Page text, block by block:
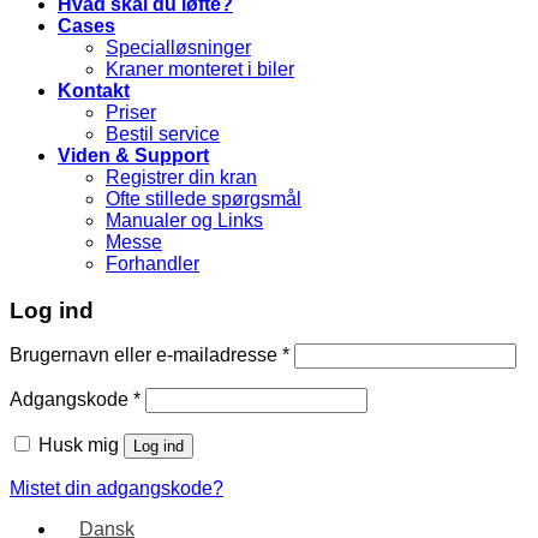
Hvad skal du løfte?
Cases
Specialløsninger
Kraner monteret i biler
Kontakt
Priser
Bestil service
Viden & Support
Registrer din kran
Ofte stillede spørgsmål
Manualer og Links
Messe
Forhandler
Log ind
Brugernavn eller e-mailadresse *
Adgangskode *
Husk mig Log ind
Mistet din adgangskode?
Dansk